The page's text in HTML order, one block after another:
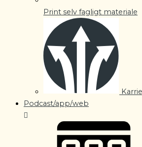
Print selv fagligt materiale
Podcast/app/web